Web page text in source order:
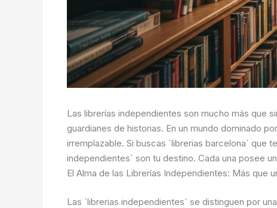
Las librerías independientes son mucho más que
guardianes de historias. En un mundo dominado
irremplazable. Si buscas `librerias barcelona` que
independientes` son tu destino. Cada una posee
El Alma de las Librerías Independientes: Más que
Las `librerias independientes` se distinguen por